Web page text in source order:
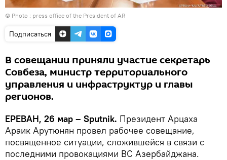
© Photo : press office of the President of AR
Подписаться
В совещании приняли участие секретарь
Совбеза, министр территориального
управления и инфраструктур и главы
регионов.
ЕРЕВАН, 26 мар – Sputnik. Президент Арцаха
Араик Арутюнян провел рабочее совещание,
посвященное ситуации, сложившейся в связи с
последними провокациями ВС Азербайджана.